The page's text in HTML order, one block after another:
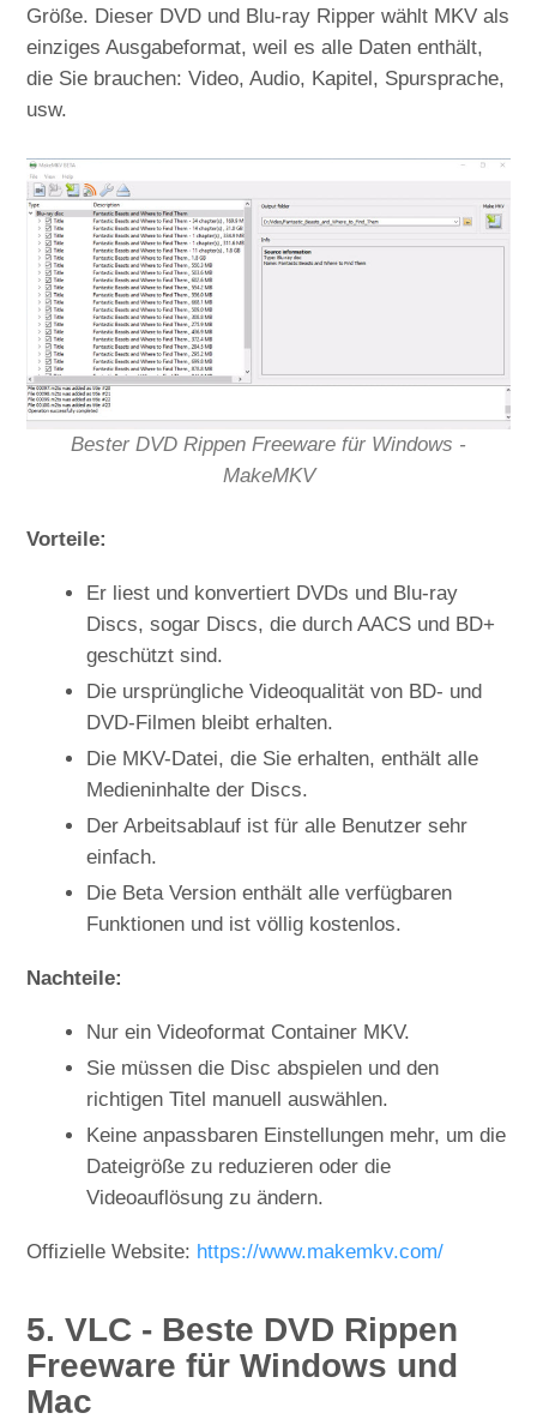
Größe. Dieser DVD und Blu-ray Ripper wählt MKV als
einziges Ausgabeformat, weil es alle Daten enthält,
die Sie brauchen: Video, Audio, Kapitel, Spursprache,
usw.
Bester DVD Rippen Freeware für Windows -
MakeMKV
Vorteile:
Er liest und konvertiert DVDs und Blu-ray
Discs, sogar Discs, die durch AACS und BD+
geschützt sind.
Die ursprüngliche Videoqualität von BD- und
DVD-Filmen bleibt erhalten.
Die MKV-Datei, die Sie erhalten, enthält alle
Medieninhalte der Discs.
Der Arbeitsablauf ist für alle Benutzer sehr
einfach.
Die Beta Version enthält alle verfügbaren
Funktionen und ist völlig kostenlos.
Nachteile:
Nur ein Videoformat Container MKV.
Sie müssen die Disc abspielen und den
richtigen Titel manuell auswählen.
Keine anpassbaren Einstellungen mehr, um die
Dateigröße zu reduzieren oder die
Videoauflösung zu ändern.
Offizielle Website: https://www.makemkv.com/
5. VLC - Beste DVD Rippen
Freeware für Windows und
Mac